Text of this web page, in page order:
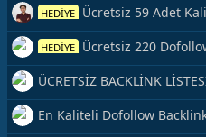
HEDİYE Ücretsiz 59 Adet
Kaynağı Veriyorum.
HEDİYE Ücretsiz 220
Veriyorum
ÜCRETSİZ BACKLİNK
Hemen Yetiş!
En Kaliteli Dofollow